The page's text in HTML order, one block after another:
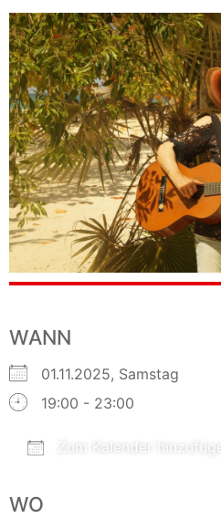
WANN
01.11.2025, Samstag
19:00 - 23:00
Zum Kalender
WO